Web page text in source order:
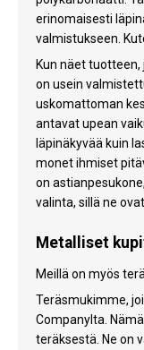
erinomaisesti
valmistukseen.
Kun näet
on usein
uskomattoman
antavat upean
läpinäkyvää kuin
monet ihmiset
on
valinta, sillä ne
Metalliset
Meillä on myös
Teräsmukimme,
Companylta.
teräksestä. Ne on